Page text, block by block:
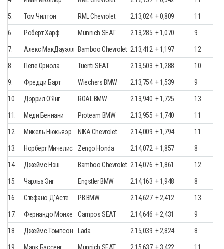
5. Том Чилтон RML Chevrolet 2.13,024 + 0,809 11
6. Роберт Харф Munnich SEAT 2.13,285 + 1,070 9
7. Алекс МакДауэлл Bamboo Chevrolet 2.13,412 + 1,197 12
8. Пепе Ориола Tuenti SEAT 2.13,503 + 1,288 10
9. Фредди Барт Wiechers BMW 2.13,754 + 1,539 9
10. Дэррил О'Янг ROAL BMW 2.13,940 + 1,725 13
11. Меди Беннани Proteam BMW 2.13,955 + 1,740 11
12. Микель Нюкьяэр NIKA Chevrolet 2.14,009 + 1,794 11
13. Норберт Мичелис Zengo Honda 2.14,072 + 1,857 8
14. Джеймс Нэш Bamboo Chevrolet 2.14,076 + 1,861 12
15. Чарльз Энг Engstler BMW 2.14,163 + 1,948 8
16. Стефано Д'Асте PB BMW 2.14,627 + 2,412 13
17. Фернандо Монхе Campos SEAT 2.14,646 + 2,431 9
18. Джеймс Томпсон Lada 2.15,039 + 2,824 8
19. Марк Бассенг Munnich SEAT 2.15,637 + 3,422 11